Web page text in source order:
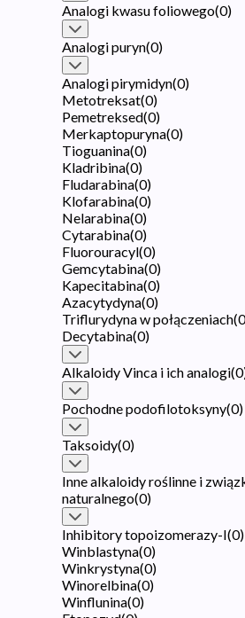
Analogi kwasu foliowego(0)
Analogi puryn(0)
Analogi pirymidyn(0)
Metotreksat(0)
Pemetreksed(0)
Merkaptopuryna(0)
Tioguanina(0)
Kladribina(0)
Fludarabina(0)
Klofarabina(0)
Nelarabina(0)
Cytarabina(0)
Fluorouracyl(0)
Gemcytabina(0)
Kapecitabina(0)
Azacytydyna(0)
Triflurydyna w połączeniach(0
Decytabina(0)
Alkaloidy Vinca i ich analogi(0
Pochodne podofilotoksyny(0)
Taksoidy(0)
Inne alkaloidy roślinne i
naturalnego(0)
Inhibitory topoizomerazy-I(0)
Winblastyna(0)
Winkrystyna(0)
Winorelbina(0)
Winflunina(0)